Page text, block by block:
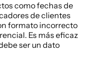
como fechas de
de clientes
formato incorrecto
Es más eficaz
ser un dato